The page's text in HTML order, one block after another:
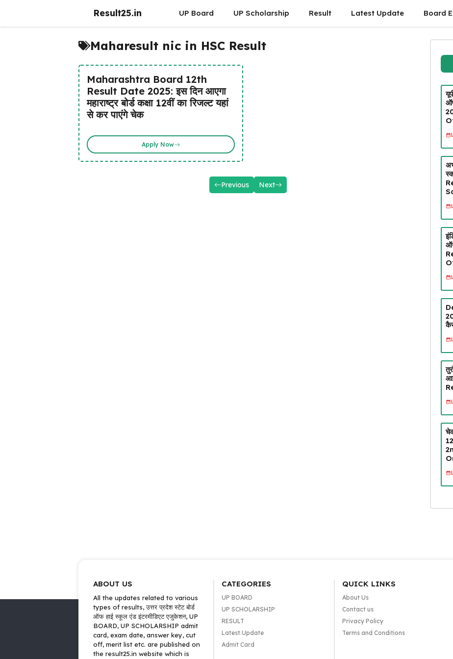
Result25.in UP Board UP Scholarship Result Latest Update Board
Maharesult nic in HSC Result
Maharashtra Board 12th
Result Date 2025: इस दिन आएगा
महाराष्ट्र बोर्ड कक्षा 12वीं का रिजल्ट यहां
से कर पाएंगे चेक
Apply Now
Previous Next
ABOUT US
All the updates related to various
types of results, उत्तर प्रदेश स्टेट बोर्ड
ऑफ हाई स्कूल एंड इंटरमीडिएट एजुकेशन, UP
BOARD, UP SCHOLARSHIP admit
card, exam date, answer key, cut
off, merit list etc. are published on
the result25.in website which is
CATEGORIES
UP BOARD
UP SCHOLARSHIP
RESULT
Latest Update
Admit Card
QUICK LINKS
About Us
Contact us
Privacy Policy
Terms and Conditions